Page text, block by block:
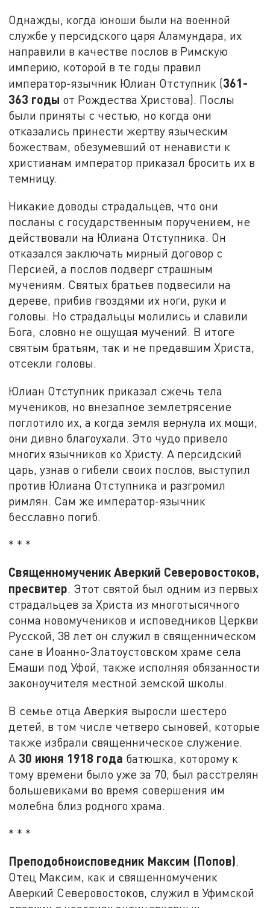
Однажды, когда юноши были на военной
службе у персидского царя Аламундара, их
направили в качестве послов в Римскую
империю, которой в те годы правил
император-язычник Юлиан Отступник (361-
363 годы от Рождества Христова). Послы
были приняты с честью, но когда они
отказались принести жертву языческим
божествам, обезумевший от ненависти к
христианам император приказал бросить их в
темницу.
Никакие доводы страдальцев, что они
посланы с государственным поручением, не
действовали на Юлиана Отступника. Он
отказался заключать мирный договор с
Персией, а послов подверг страшным
мучениям. Святых братьев подвесили на
дереве, прибив гвоздями их ноги, руки и
головы. Но страдальцы молились и славили
Бога, словно не ощущая мучений. В итоге
святым братьям, так и не предавшим Христа,
отсекли головы.
Юлиан Отступник приказал сжечь тела
мучеников, но внезапное землетрясение
поглотило их, а когда земля вернула их мощи,
они дивно благоухали. Это чудо привело
многих язычников ко Христу. А персидский
царь, узнав о гибели своих послов, выступил
против Юлиана Отступника и разгромил
римлян. Сам же император-язычник
бесславно погиб.
* * *
Священномученик Аверкий Северовостоков,
пресвитер. Этот святой был одним из первых
страдальцев за Христа из многотысячного
сонма новомучеников и исповедников Церкви
Русской, 38 лет он служил в священническом
сане в Иоанно-Златоустовском храме села
Емаши под Уфой, также исполняя обязанности
законоучителя местной земской школы.
В семье отца Аверкия выросли шестеро
детей, в том числе четверо сыновей, которые
также избрали священническое служение.
А 30 июня 1918 года батюшка, которому к
тому времени было уже за 70, был расстрелян
большевиками во время совершения им
молебна близ родного храма.
* * *
Преподобноисповедник Максим (Попов).
Отец Максим, как и священномученик
Аверкий Северовостоков, служил в Уфимской